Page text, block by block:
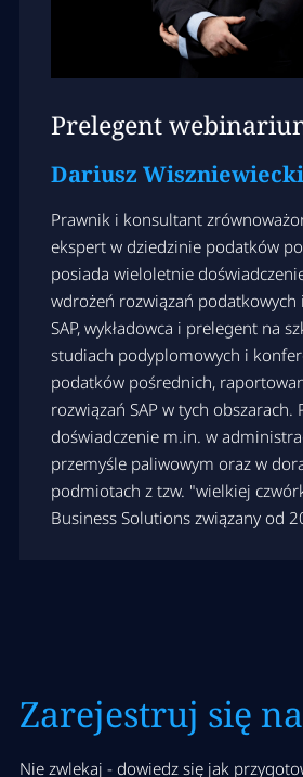
Prelegent
Dariusz Wiszniewiecki
Prawnik i konsultant
ekspert w dziedzinie podatków
posiada wieloletnie
wdrożeń rozwiązań podatkowych
SAP, wykładowca i prelegent na
studiach podyplomowych i
podatków pośrednich,
rozwiązań SAP w tych obszarach.
doświadczenie m.in. w
przemyśle paliwowym oraz w
podmiotach z tzw. "wielkiej
Business Solutions związany od
Zarejestruj się
Nie zwlekaj - dowiedz się jak